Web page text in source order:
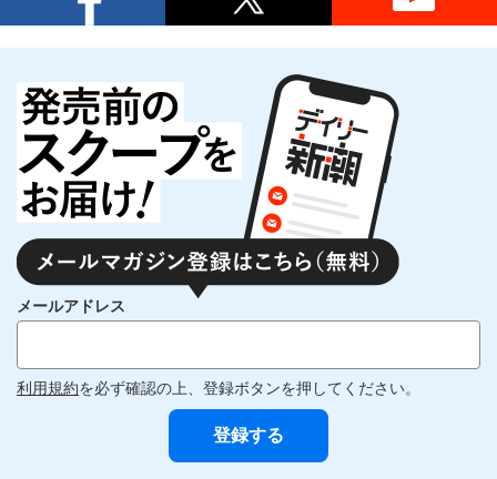
メールアドレス
利用規約を必ず確認の上、登録ボタンを押してください。